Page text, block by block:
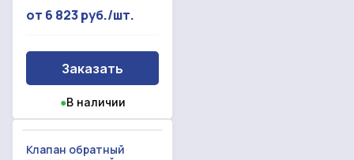
от 6 823 руб./шт.
Заказать
●В наличии
Клапан обратный